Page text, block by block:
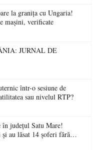
la granița cu Ungaria!
mașini, verificate
JURNAL DE
într-o sesiune de
sau nivelul RTP?
județul Satu Mare!
au lăsat 14 șoferi fără